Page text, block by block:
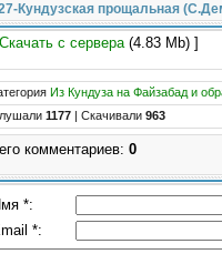
Кундузская прощальная
Скачать с сервера(4.83 Mb) ]
Из Кундуза на Файзабад и
1177 Скачивали 963
комментариев: 0
*:
*: